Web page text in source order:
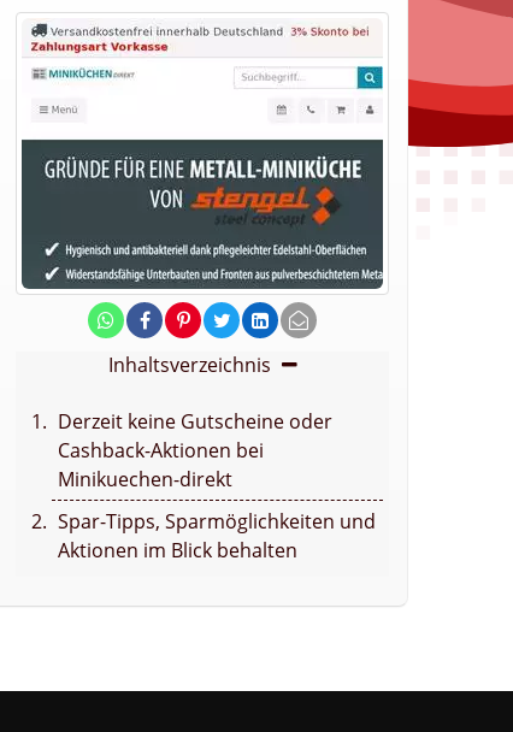
Inhaltsverzeichnis
Derzeit keine Gutscheine oder
Cashback-Aktionen bei
Minikuechen-direkt
Spar-Tipps, Sparmöglichkeiten und
Aktionen im Blick behalten